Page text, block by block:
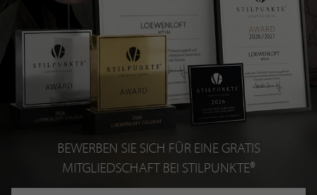
BEWERBEN SIE SICH FÜR EINE GRATIS
MITGLIEDSCHAFT BEI STILPUNKTE®